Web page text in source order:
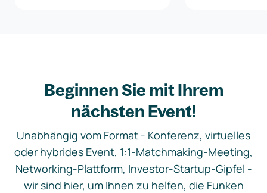
Beginnen Sie mit Ihrem
nächsten Event!
Unabhängig vom Format - Konferenz, virtuelles
oder hybrides Event, 1:1-Matchmaking-Meeting,
Networking-Plattform, Investor-Startup-Gipfel -
wir sind hier, um Ihnen zu helfen, die Funken